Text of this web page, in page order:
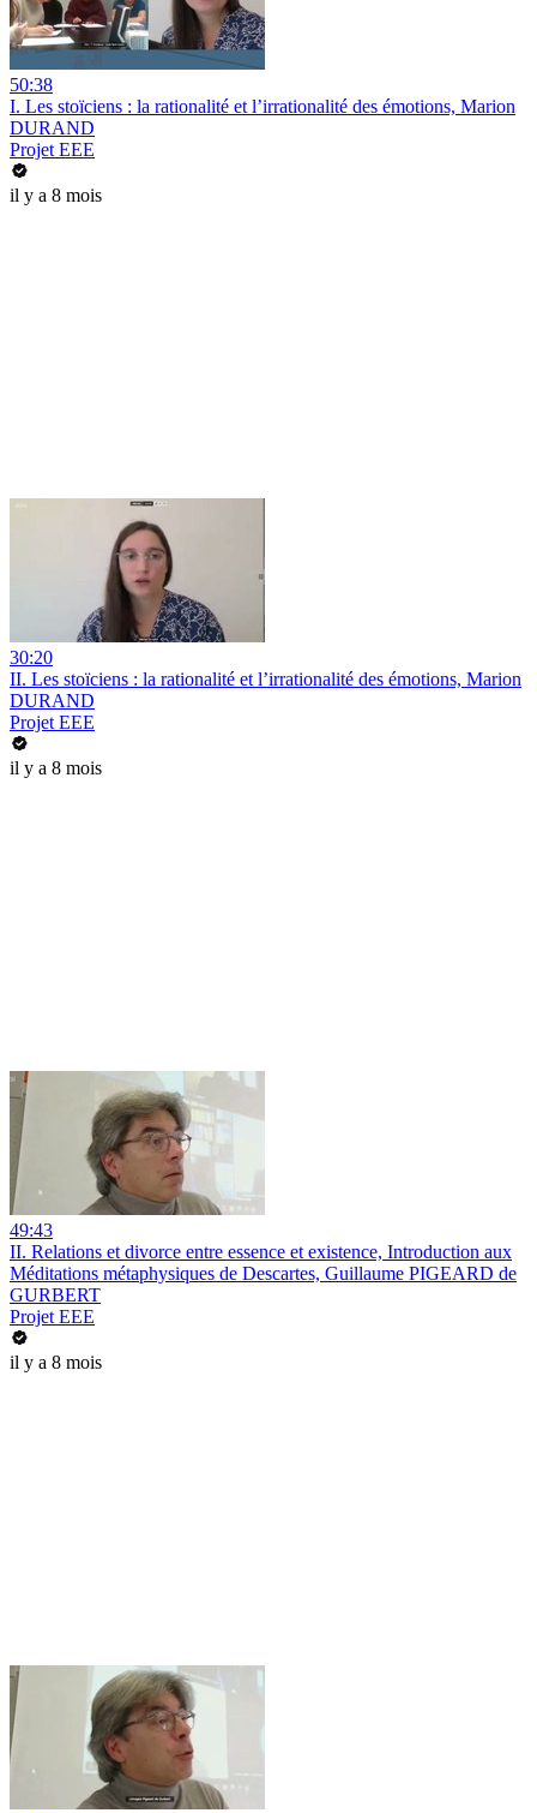
50:38
I. Les stoïciens : la rationalité et l’irrationalité des émotions, Marion
DURAND
Projet EEE
il y a 8 mois
30:20
II. Les stoïciens : la rationalité et l’irrationalité des émotions, Marion
DURAND
Projet EEE
il y a 8 mois
49:43
II. Relations et divorce entre essence et existence, Introduction aux
Méditations métaphysiques de Descartes, Guillaume PIGEARD de
GURBERT
Projet EEE
il y a 8 mois